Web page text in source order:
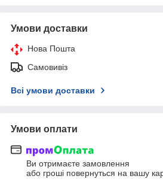
Умови доставки
Нова Пошта
Самовивіз
Всі умови доставки
Умови оплати
Ви отримаєте замовлення
або гроші повернуться на вашу